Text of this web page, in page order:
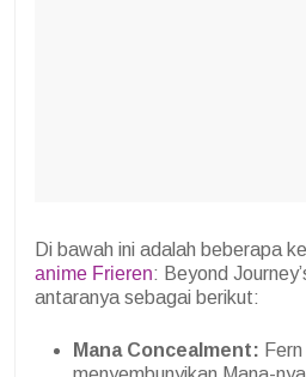
Di bawah ini adalah beberapa
anime Frieren: Beyond
antaranya sebagai berikut:
Mana Concealment: